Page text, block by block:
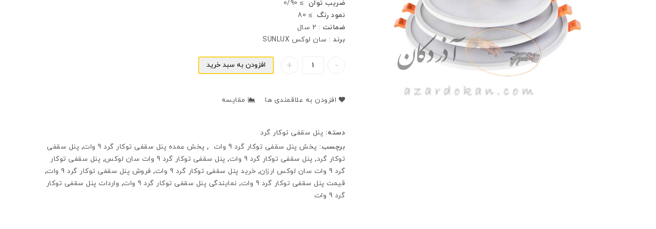
ضریب توان ≥ 0/90
نمود رنگ ≥ 80
ضمانت : 2 سال
برند: سان لوکس SUNLUX
افزودن به سبد خرید
افزودن به علاقمندی ها مقایسه
دسته: پنل سقفی توکار گرد
برچسب: پخش پنل سقفی توکار گرد 9 وات , پخش عمده پنل سقفی توکار گرد 9 وات , پنل سقفی
توکار گرد, پنل سقفی توکار گرد 9 وات , پنل سقفی توکار گرد 9 وات سان لوکس , پنل سقفی توکار
گرد 9 وات سان لوکس ارزان
, خرید پنل سقفی توکار گرد 9 وات , فروش پنل سقفی توکار گرد 9 وات
,
قیمت پنل سقفی توکار گرد 9 وات
, نمایندگی پنل سقفی توکار گرد 9 وات , واردات پنل سقفی توکار
گرد 9 وات